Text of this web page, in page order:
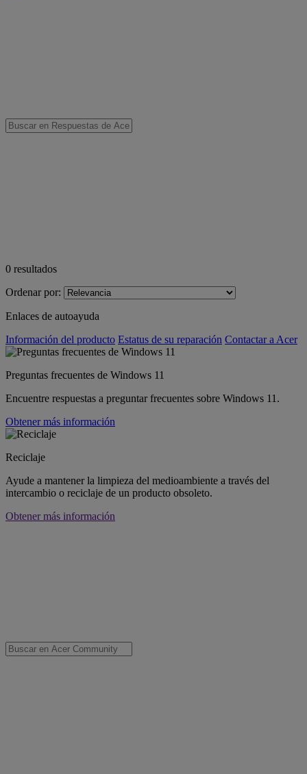
0 resultados
Ordenar por:
Enlaces de autoayuda
Información del producto Estatus de su reparación Contactar a Acer
Preguntas frecuentes de Windows 11
Encuentre respuestas a preguntar frecuentes sobre Windows 11.
Obtener más información
Reciclaje
Ayude a mantener la limpieza del medioambiente a través del
intercambio o reciclaje de un producto obsoleto.
Obtener más información